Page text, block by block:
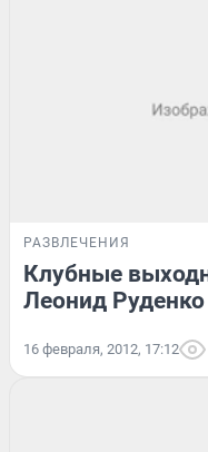
РАЗВЛЕЧЕНИЯ
Клубные
Леонид Руденко
16 февраля, 2012, 17:12